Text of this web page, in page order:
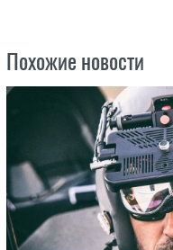
Похожие новости